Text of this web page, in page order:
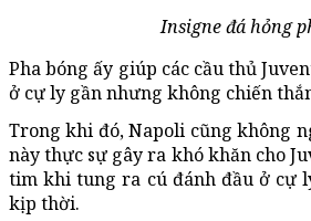
Insigne đá hỏng
Pha bóng ấy giúp các cầu thủ
ở cự ly gần nhưng không chiến
Trong khi đó, Napoli cũng không
này thực sự gây ra khó khăn cho
tim khi tung ra cú đánh đầu ở cự
kịp thời.